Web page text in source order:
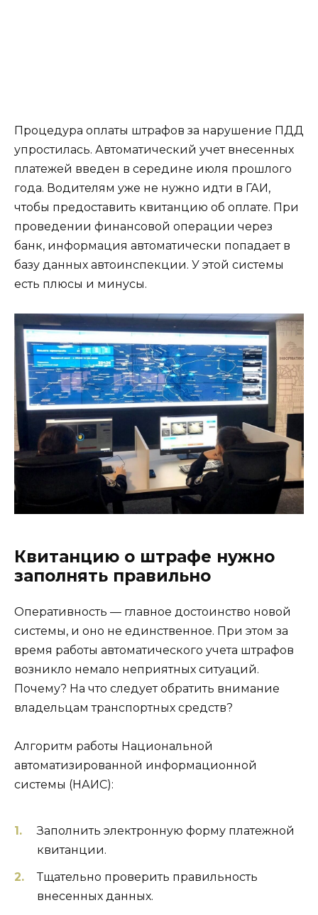
Процедура оплаты штрафов за нарушение ПДД
упростилась. Автоматический учет внесенных
платежей введен в середине июля прошлого
года. Водителям уже не нужно идти в ГАИ,
чтобы предоставить квитанцию об оплате. При
проведении финансовой операции через
банк, информация автоматически попадает в
базу данных автоинспекции. У этой системы
есть плюсы и минусы.
Квитанцию о штрафе нужно
заполнять правильно
Оперативность — главное достоинство новой
системы, и оно не единственное. При этом за
время работы автоматического учета штрафов
возникло немало неприятных ситуаций.
Почему? На что следует обратить внимание
владельцам транспортных средств?
Алгоритм работы Национальной
автоматизированной информационной
системы (НАИС):
Заполнить электронную форму платежной
квитанции.
Тщательно проверить правильность
внесенных данных.